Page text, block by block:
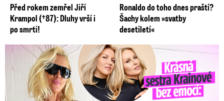
Před rokem zemřel Jiří
Krampol (†87): Dluhy vrší i
po smrti!
Ronaldo do toho dnes praští?
Šachy kolem »svatby
desetiletí«
Krásná sestra Krainové bez emocí: Mám to za pár…